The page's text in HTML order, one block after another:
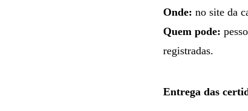
Onde: no site da
Quem pode:
registradas.
Entrega das